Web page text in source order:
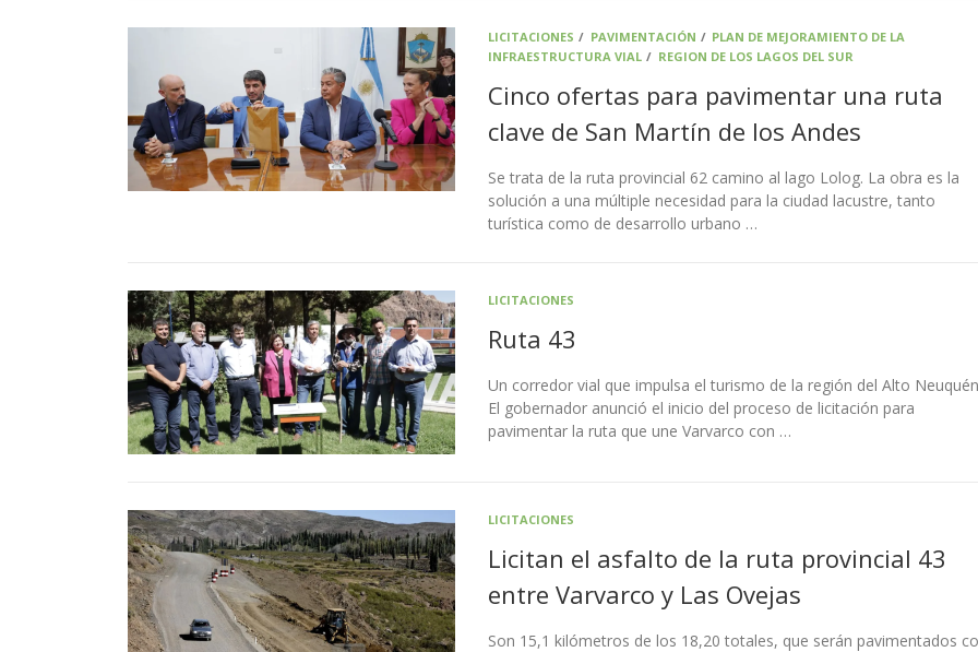
LICITACIONES / PAVIMENTACIÓN / PLAN DE MEJORAMIENTO DE LA
INFRAESTRUCTURA VIAL / REGION DE LOS LAGOS DEL SUR
Cinco ofertas para pavimentar una ruta
clave de San Martín de los Andes
Se trata de la ruta provincial 62 camino al lago Lolog. La obra es la
solución a una múltiple necesidad para la ciudad lacustre, tanto
turística como de desarrollo urbano …
LICITACIONES
Ruta 43
Un corredor vial que impulsa el turismo de la región del Alto Neuquén
El gobernador anunció el inicio del proceso de licitación para
pavimentar la ruta que une Varvarco con …
LICITACIONES
Licitan el asfalto de la ruta provincial 43
entre Varvarco y Las Ovejas
Son 15,1 kilómetros de los 18,20 totales, que serán pavimentados